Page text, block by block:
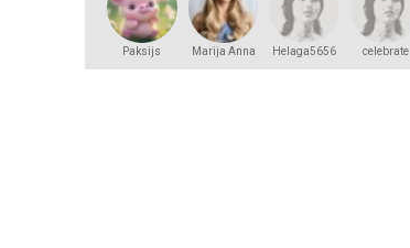
Paksijs Marija Anna Helaga5656 celebrate